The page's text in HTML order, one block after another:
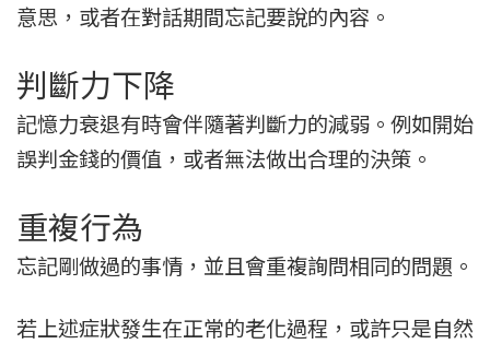
意思，或者在對話期間忘記要說的內容。
判斷力下降
記憶力衰退有時會伴隨著判斷力的減弱。例如開始
誤判金錢的價值，或者無法做出合理的決策。
重複行為
忘記剛做過的事情，並且會重複詢問相同的問題。
若上述症狀發生在正常的老化過程，或許只是自然